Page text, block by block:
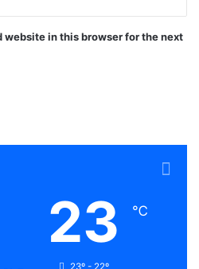
website in this browser for the next
23 ℃
23º - 22º